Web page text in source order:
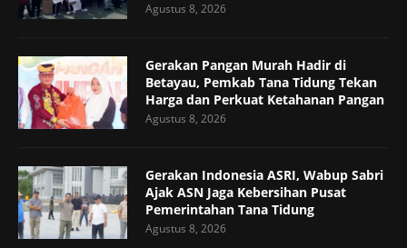
Agustus 8, 2026
Gerakan Pangan Murah Hadir di
Betayau, Pemkab Tana Tidung Tekan
Harga dan Perkuat Ketahanan Pangan
Agustus 8, 2026
Gerakan Indonesia ASRI, Wabup Sabri
Ajak ASN Jaga Kebersihan Pusat
Pemerintahan Tana Tidung
Agustus 8, 2026